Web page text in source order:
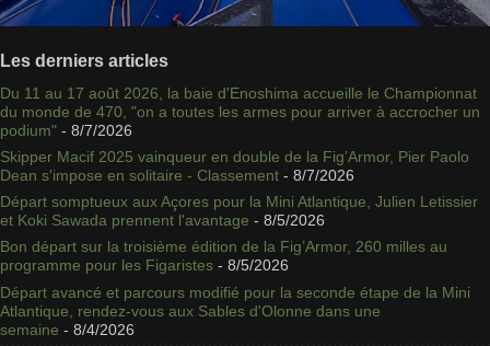
Les derniers articles
Du 11 au 17 août 2026, la baie d'Enoshima accueille le Championnat
du monde de 470, "on a toutes les armes pour arriver à accrocher un
podium" - 8/7/2026
Skipper Macif 2025 vainqueur en double de la Fig’Armor, Pier Paolo
Dean s'impose en solitaire - Classement - 8/7/2026
Départ somptueux aux Açores pour la Mini Atlantique, Julien Letissier
et Koki Sawada prennent l'avantage - 8/5/2026
Bon départ sur la troisième édition de la Fig’Armor, 260 milles au
programme pour les Figaristes - 8/5/2026
Départ avancé et parcours modifié pour la seconde étape de la Mini
Atlantique, rendez-vous aux Sables d'Olonne dans une
semaine - 8/4/2026